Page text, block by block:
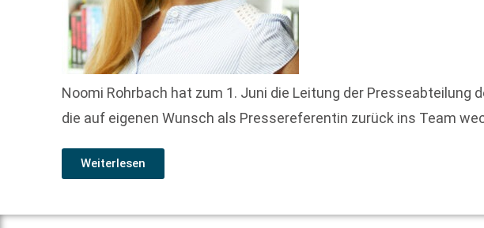
Noomi Rohrbach hat zum 1. Juni die Leitung der Presseabteilung
die auf eigenen Wunsch als Pressereferentin zurück ins Team
Weiterlesen